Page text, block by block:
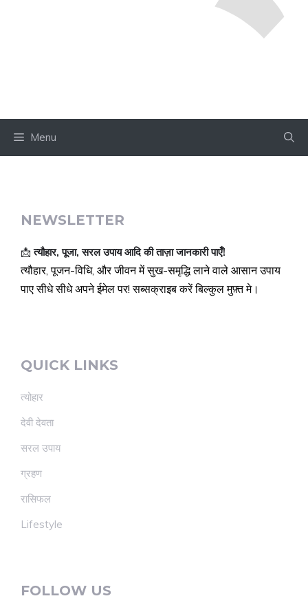
Menu
NEWSLETTER
📩त्यौहार, पूजा, सरल उपाय आदि की ताज़ा जानकारी पाएँ!
त्यौहार, पूजन-विधि, और जीवन में सुख-समृद्धि लाने वाले आसान उपाय
पाए सीधे सीधे अपने ईमेल पर! सब्सक्राइब करें बिल्कुल मुफ़्त मे।
QUICK LINKS
त्योहार
देवी देवता
सरल उपाय
ग्रहण
रासिफल
Lifestyle
FOLLOW US